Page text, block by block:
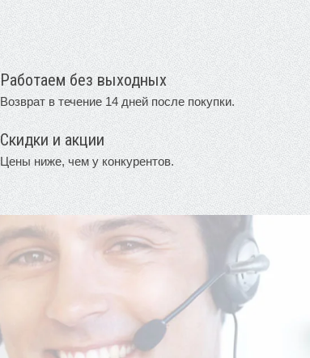
Работаем без выходных
Возврат в течение 14 дней после покупки.
Скидки и акции
Цены ниже, чем у конкурентов.